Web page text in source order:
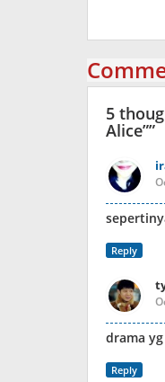
5
Alice””
Reply
drama
Reply